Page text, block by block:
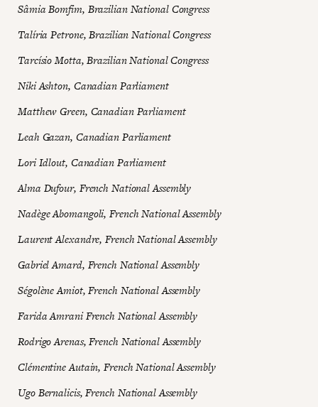
Sâmia Bomfim, Brazilian National Congress
Talíria Petrone, Brazilian National Congress
Tarcísio Motta, Brazilian National Congress
Niki Ashton, Canadian Parliament
Matthew Green, Canadian Parliament
Leah Gazan, Canadian Parliament
Lori Idlout, Canadian Parliament
Alma Dufour, French National Assembly
Nadège Abomangoli, French National Assembly
Laurent Alexandre, French National Assembly
Gabriel Amard, French National Assembly
Ségolène Amiot, French National Assembly
Farida Amrani French National Assembly
Rodrigo Arenas, French National Assembly
Clémentine Autain, French National Assembly
Ugo Bernalicis, French National Assembly